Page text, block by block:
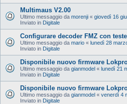
Multimaus V2.00
Ultimo messaggio da morenji « giovedì 16
Inviato in Digitale
Configurare decoder FMZ con
Ultimo messaggio da mario « lunedì 28
Inviato in Digitale
Disponibile nuovo firmware
Ultimo messaggio da gianmodel « lunedì 21
Inviato in Digitale
Disponibile nuovo firmware
Ultimo messaggio da gianmodel « venerdì 4
Inviato in Digitale